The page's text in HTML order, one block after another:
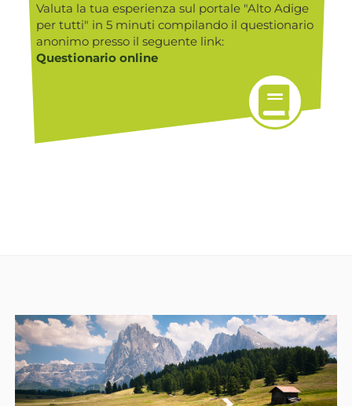
Valuta la tua esperienza sul portale "Alto Adige
per tutti" in 5 minuti compilando il questionario
anonimo presso il seguente link:
Questionario online